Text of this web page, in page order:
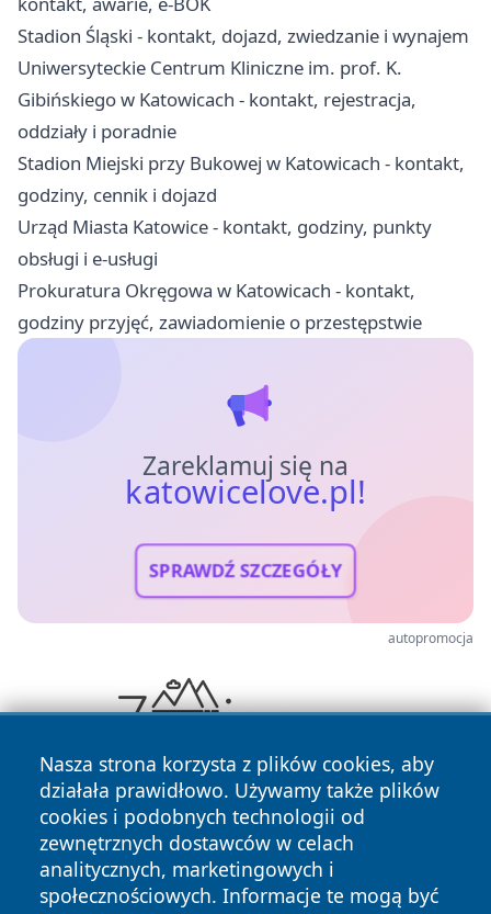
Stadion Śląski - kontakt, dojazd, zwiedzanie i wynajem
Uniwersyteckie Centrum Kliniczne im. prof. K.
Gibińskiego w Katowicach - kontakt, rejestracja,
oddziały i poradnie
Stadion Miejski przy Bukowej w Katowicach - kontakt,
godziny, cennik i dojazd
Urząd Miasta Katowice - kontakt, godziny, punkty
obsługi i e-usługi
Prokuratura Okręgowa w Katowicach - kontakt,
godziny przyjęć, zawiadomienie o przestępstwie
Zareklamuj się na
katowicelove.pl!
SPRAWDŹ SZCZEGÓŁY
autopromocja
Nasza strona korzysta z plików cookies, aby
działała prawidłowo. Używamy także plików
cookies i podobnych technologii od
zewnętrznych dostawców w celach
analitycznych, marketingowych i
społecznościowych. Informacje te mogą być